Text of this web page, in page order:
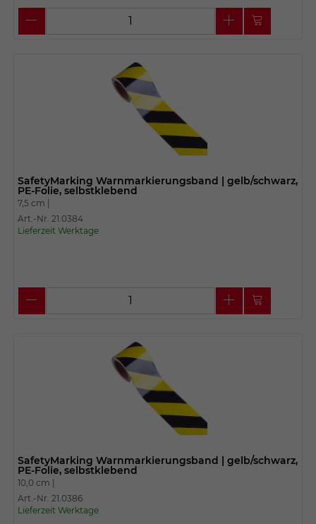
SafetyMarking Warnmarkierungsband | gelb/schwarz,
PE-Folie, selbstklebend
7,5 cm |
Art.-Nr. 21.0384
Lieferzeit Werktage
SafetyMarking Warnmarkierungsband | gelb/schwarz,
PE-Folie, selbstklebend
10,0 cm |
Art.-Nr. 21.0386
Lieferzeit Werktage